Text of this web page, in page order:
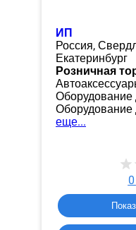
ИП
Россия,
Екатеринбург
Розничная
Оборудование
Оборудование
еще...
0